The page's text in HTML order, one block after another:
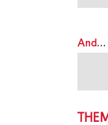
Andrea Maihofer